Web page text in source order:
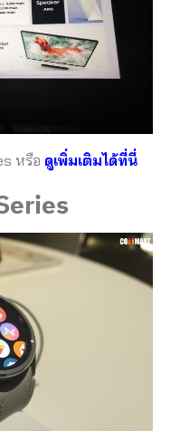
หรือ ดูเพิ่มเติมได้ที่นี่